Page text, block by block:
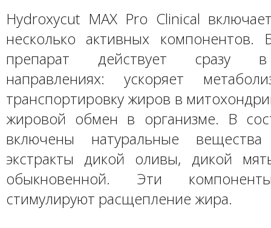
Hydroxycut MAX Pro Clinical
несколько активных компонентов.
препарат действует сразу в
направлениях: ускоряет
транспортировку жиров в
жировой обмен в организме. В
включены натуральные
экстракты дикой оливы, дикой
обыкновенной. Эти
стимулируют расщепление жира.